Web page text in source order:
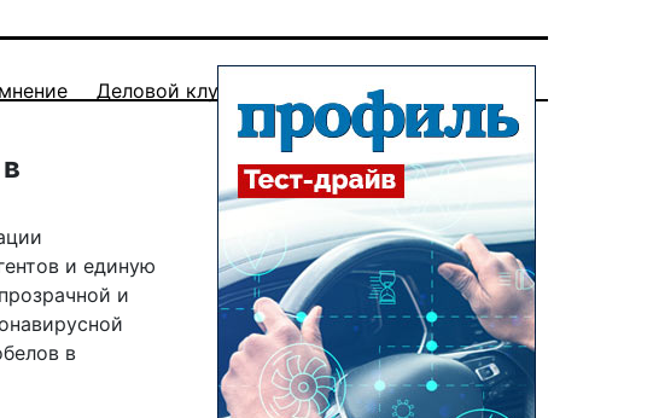
Деловой клуб
и единую
и
в